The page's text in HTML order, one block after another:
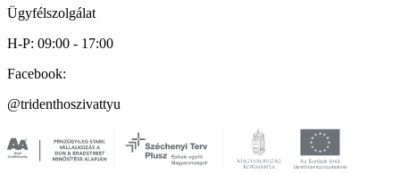
Ügyfélszolgálat
H-P: 09:00 - 17:00
Facebook:
@tridenthoszivattyu